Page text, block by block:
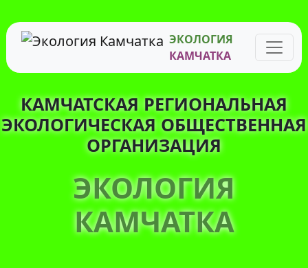
ЭКОЛОГИЯ
КАМЧАТКА
КАМЧАТСКАЯ РЕГИОНАЛЬНАЯ
ЭКОЛОГИЧЕСКАЯ ОБЩЕСТВЕННАЯ
ОРГАНИЗАЦИЯ
ЭКОЛОГИЯ
КАМЧАТКА